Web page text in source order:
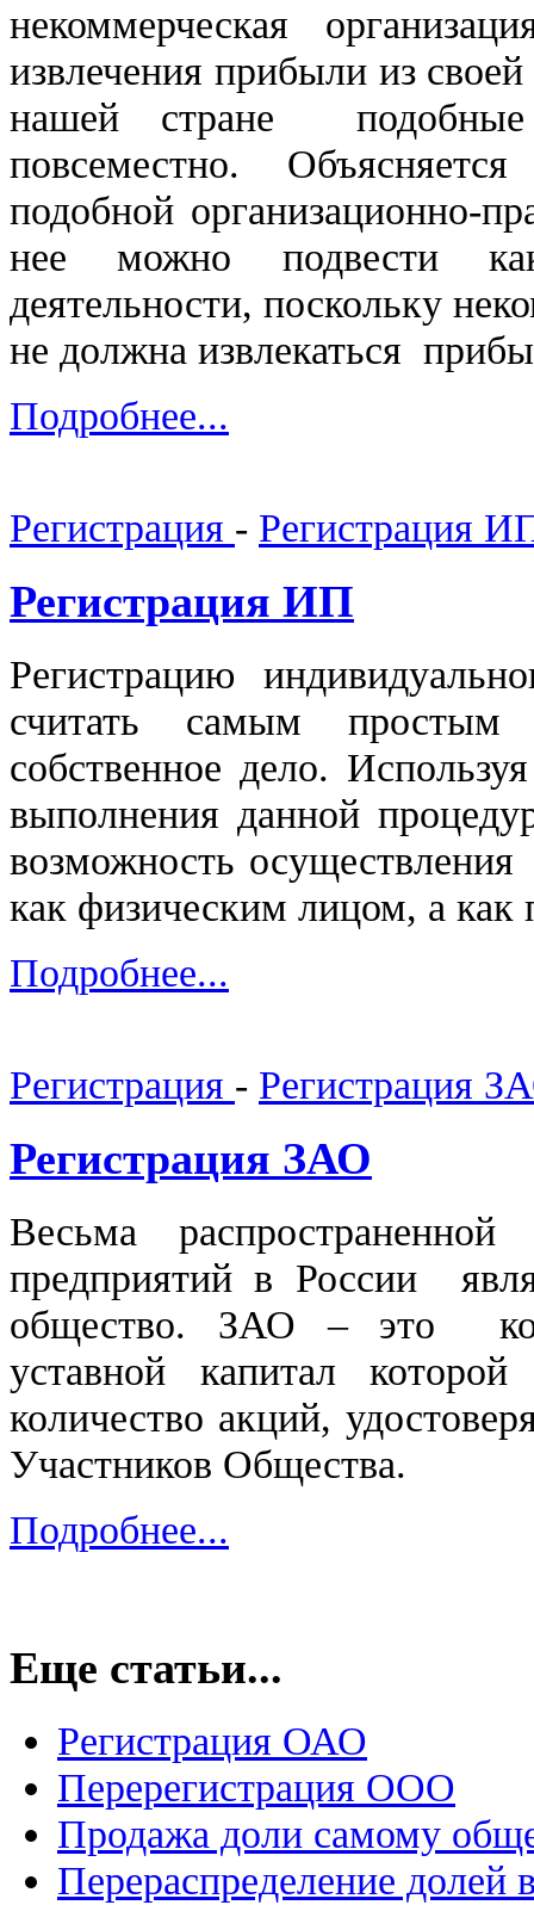
некоммерческая
извлечения прибыли из
нашей стране подобные
повсеместно.
подобной организационно-
нее можно подвести
деятельности, поскольку
не должна извлекаться
Подробнее...
Регистрация - Регистрация
Регистрация ИП
Регистрацию
считать самым
собственное дело.
выполнения данной
возможность
как физическим лицом, а как
Подробнее...
Регистрация - Регистрация
Регистрация ЗАО
Весьма
предприятий в России
общество. ЗАО – это
уставной капитал
количество акций,
Участников Общества.
Подробнее...
Еще статьи...
Регистрация ОАО
Перерегистрация ООО
Продажа доли самому
Перераспределение долей